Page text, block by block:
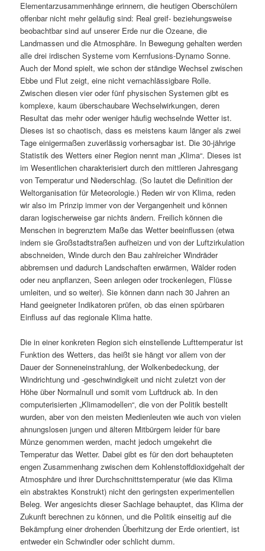
Elementarzusammenhänge erinnern, die heutigen Oberschülern
offenbar nicht mehr geläufig sind: Real greif- beziehungsweise
beobachtbar sind auf unserer Erde nur die Ozeane, die
Landmassen und die Atmosphäre. In Bewegung gehalten werden
alle drei irdischen Systeme vom Kernfusions-Dynamo Sonne.
Auch der Mond spielt, wie schon der ständige Wechsel zwischen
Ebbe und Flut zeigt, eine nicht vernachlässigbare Rolle.
Zwischen diesen vier oder fünf physischen Systemen gibt es
komplexe, kaum überschaubare Wechselwirkungen, deren
Resultat das mehr oder weniger häufig wechselnde Wetter ist.
Dieses ist so chaotisch, dass es meistens kaum länger als zwei
Tage einigermaßen zuverlässig vorhersagbar ist. Die 30-jährige
Statistik des Wetters einer Region nennt man „Klima“. Dieses ist
im Wesentlichen charakterisiert durch den mittleren Jahresgang
von Temperatur und Niederschlag. (So lautet die Definition der
Weltorganisation für Meteorologie.) Reden wir von Klima, reden
wir also im Prinzip immer von der Vergangenheit und können
daran logischerweise gar nichts ändern. Freilich können die
Menschen in begrenztem Maße das Wetter beeinflussen (etwa
indem sie Großstadtstraßen aufheizen und von der Luftzirkulation
abschneiden, Winde durch den Bau zahlreicher Windräder
abbremsen und dadurch Landschaften erwärmen, Wälder roden
oder neu anpflanzen, Seen anlegen oder trockenlegen, Flüsse
umleiten, und so weiter). Sie können dann nach 30 Jahren an
Hand geeigneter Indikatoren prüfen, ob das einen spürbaren
Einfluss auf das regionale Klima hatte.
Die in einer konkreten Region sich einstellende Lufttemperatur ist
Funktion des Wetters, das heißt sie hängt vor allem von der
Dauer der Sonneneinstrahlung, der Wolkenbedeckung, der
Windrichtung und -geschwindigkeit und nicht zuletzt von der
Höhe über Normalnull und somit vom Luftdruck ab. In den
computerisierten „Klimamodellen“, die von der Politik bestellt
wurden, aber von den meisten Medienleuten wie auch von vielen
ahnungslosen jungen und älteren Mitbürgern leider für bare
Münze genommen werden, macht jedoch umgekehrt die
Temperatur das Wetter. Dabei gibt es für den dort behaupteten
engen Zusammenhang zwischen dem Kohlenstoffdioxidgehalt der
Atmosphäre und ihrer Durchschnittstemperatur (wie das Klima
ein abstraktes Konstrukt) nicht den geringsten experimentellen
Beleg. Wer angesichts dieser Sachlage behauptet, das Klima der
Zukunft berechnen zu können, und die Politik einseitig auf die
Bekämpfung einer drohenden Überhitzung der Erde orientiert, ist
entweder ein Schwindler oder schlicht dumm.